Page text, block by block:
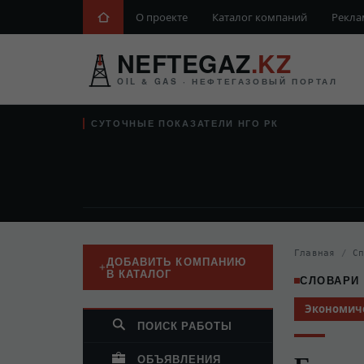
О проекте Каталог компаний
NEFTEGAZ.KZ
OIL & GAS · НЕФТЕГАЗОВЫЙ ПОРТАЛ
СУТОЧНЫЕ ПОКАЗАТЕЛИ НГО РК
ДОБАВИТЬ КОМПАНИЮ
В КАТАЛОГ
ПОИСК РАБОТЫ
ОБЪЯВЛЕНИЯ
Главная /
СЛОВАРИ